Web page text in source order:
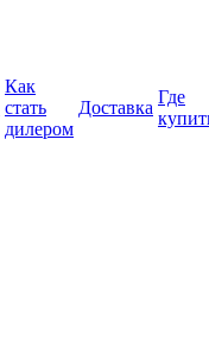
Как
стать
дилером
Доставка
Где